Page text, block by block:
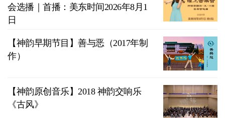
会选播｜首播：美东时间2026年8月1
日
【神韵早期节目】善与恶（2017年制
作）
【神韵原创音乐】2018 神韵交响乐
《古风》